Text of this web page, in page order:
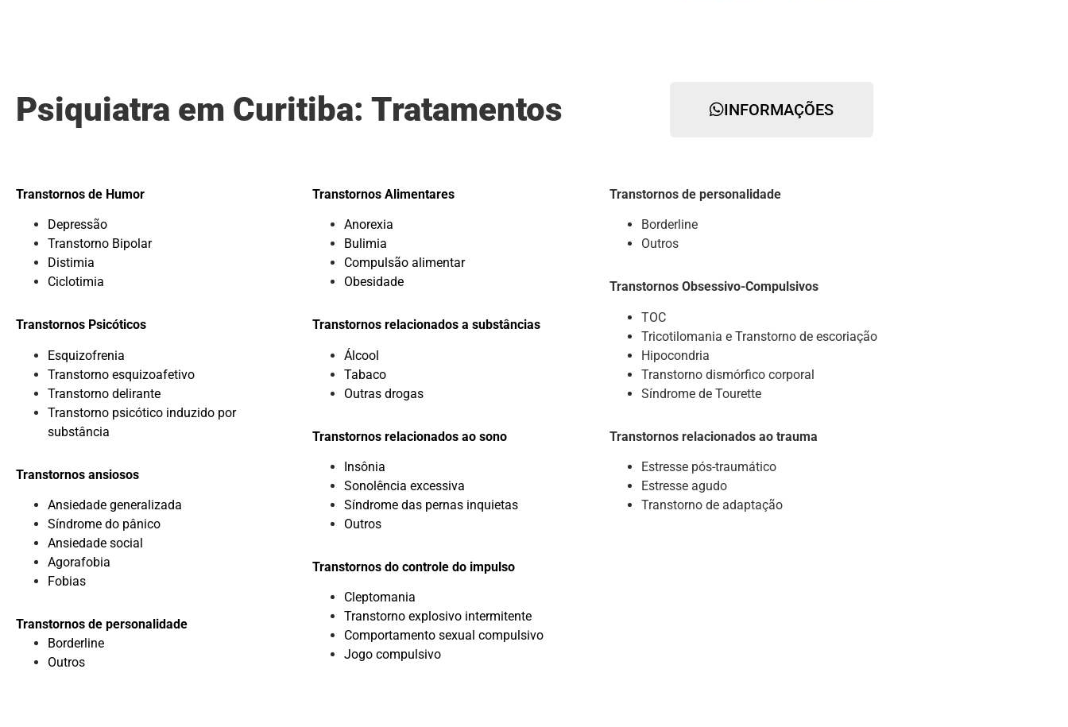
Psiquiatra em Curitiba: Tratamentos INFORMAÇÕES
Transtornos de Humor
Depressão
Transtorno Bipolar
Distimia
Ciclotimia
Transtornos Psicóticos
Esquizofrenia
Transtorno esquizoafetivo
Transtorno delirante
Transtorno psicótico induzido por
substância
Transtornos ansiosos
Ansiedade generalizada
Síndrome do pânico
Ansiedade social
Agorafobia
Fobias
Transtornos de personalidade
Borderline
Outros
Transtornos Alimentares
Anorexia
Bulimia
Compulsão alimentar
Obesidade
Transtornos relacionados a substâncias
Álcool
Tabaco
Outras drogas
Transtornos relacionados ao sono
Insônia
Sonolência excessiva
Síndrome das pernas inquietas
Outros
Transtornos do controle do impulso
Cleptomania
Transtorno explosivo intermitente
Comportamento sexual compulsivo
Jogo compulsivo
Transtornos de personalidade
Borderline
Outros
Transtornos Obsessivo-Compulsivos
TOC
Tricotilomania e Transtorno de escoriação
Hipocondria
Transtorno dismórfico corporal
Síndrome de Tourette
Transtornos relacionados ao trauma
Estresse pós-traumático
Estresse agudo
Transtorno de adaptação